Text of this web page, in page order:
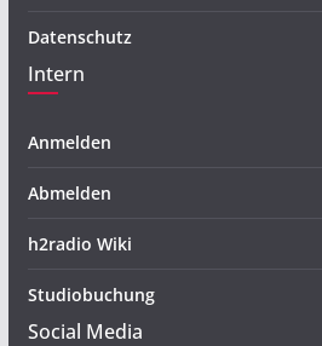
Datenschutz
Intern
Anmelden
Abmelden
h2radio Wiki
Studiobuchung
Social Media